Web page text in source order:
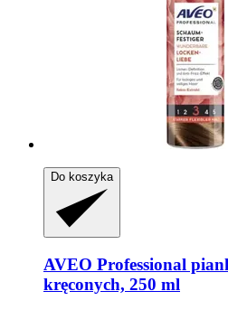
Do koszyka
AVEO Professional
kręconych, 250 ml